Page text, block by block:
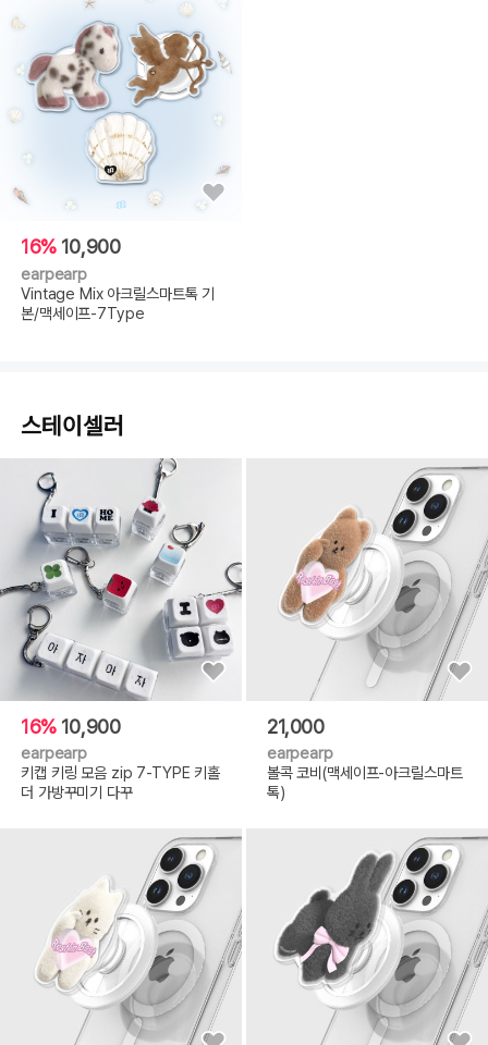
16% 10,900
earpearp
Vintage Mix 아크릴스마트톡 기
본/맥세이프-7Type
스테이셀러
16% 10,900
earpearp
키캡 키링 모음 zip 7-TYPE 키홀
더 가방꾸미기 다꾸
21,000
earpearp
볼콕 코비(맥세이프-아크릴스마트
톡)